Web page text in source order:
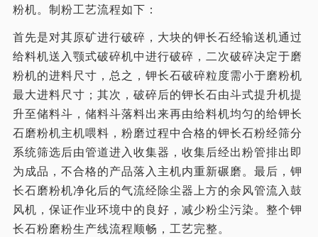
粉机。制粉工艺流程如下：
首先是对其原矿进行破碎，大块的钾长石经输送机通过
给料机送入颚式破碎机中进行破碎，二次破碎决定于磨
粉机的进料尺寸，总之，钾长石破碎粒度需小于磨粉机
最大进料尺寸；其次，破碎后的钾长石由斗式提升机提
升至储料斗，储料斗落料出来再由给料机均匀的给钾长
石磨粉机主机喂料，粉磨过程中合格的钾长石粉经筛分
系统筛选后由管道进入收集器，收集后经出粉管排出即
为成品，不合格的产品落入主机内重新碾磨。最后，钾
长石磨粉机净化后的气流经除尘器上方的余风管流入鼓
风机，保证作业环境中的良好，减少粉尘污染。整个钾
长石粉磨粉生产线流程顺畅，工艺完整。